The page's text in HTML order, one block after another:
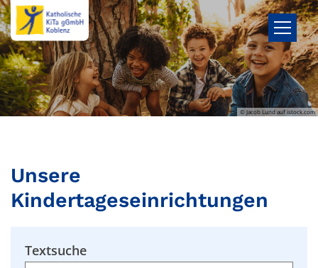
Zum Inhalt springen
© Jacob Lund auf istock.com
Unsere
Kindertageseinrichtungen
Textsuche